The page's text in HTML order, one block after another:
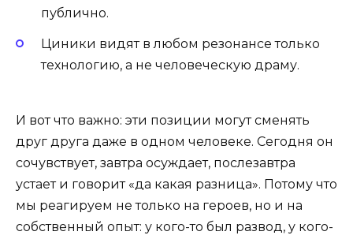
публично.
Циники видят в любом резонансе только
технологию, а не человеческую драму.
И вот что важно: эти позиции могут сменять
друг друга даже в одном человеке. Сегодня он
сочувствует, завтра осуждает, послезавтра
устает и говорит «да какая разница». Потому что
мы реагируем не только на героев, но и на
собственный опыт: у кого-то был развод, у кого-